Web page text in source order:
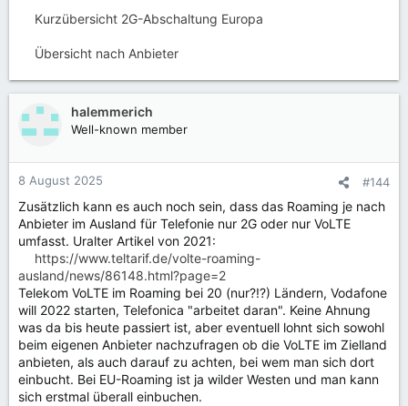
Kurzübersicht 2G-Abschaltung Europa
Übersicht nach Anbieter
halemmerich
Well-known member
8 August 2025 #144
Zusätzlich kann es auch noch sein, dass das Roaming je nach
Anbieter im Ausland für Telefonie nur 2G oder nur VoLTE
umfasst. Uralter Artikel von 2021:
https://www.teltarif.de/volte-roaming-
ausland/news/86148.html?page=2
Telekom VoLTE im Roaming bei 20 (nur?!?) Ländern, Vodafone
will 2022 starten, Telefonica "arbeitet daran". Keine Ahnung
was da bis heute passiert ist, aber eventuell lohnt sich sowohl
beim eigenen Anbieter nachzufragen ob die VoLTE im Zielland
anbieten, als auch darauf zu achten, bei wem man sich dort
einbucht. Bei EU-Roaming ist ja wilder Westen und man kann
sich erstmal überall einbuchen.